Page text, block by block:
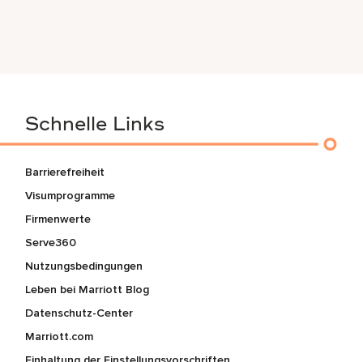
Schnelle Links
Barrierefreiheit
Visumprogramme
Firmenwerte
Serve360
Nutzungsbedingungen
Leben bei Marriott Blog
Datenschutz-Center
Marriott.com